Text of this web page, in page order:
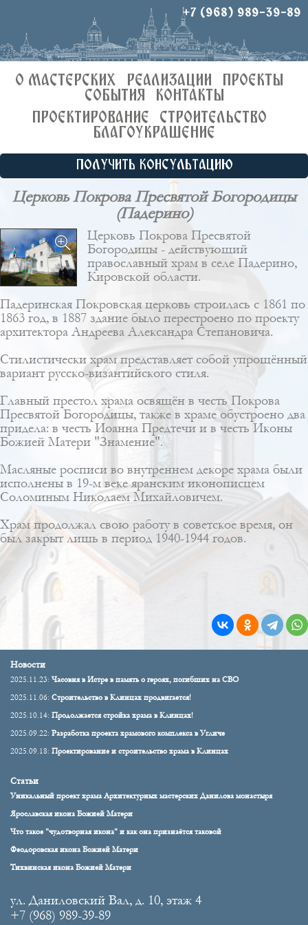
+7 (968) 989-39-89
О МАСТЕРСКИХ РЕАЛИЗАЦИИ
ПРОЕКТЫ
СОБЫТИЯ
КОНТАКТЫ
ПРОЕКТИРОВАНИЕ
СТРОИТЕЛЬСТВО
БЛАГОУКРАШЕНИЕ
ПОЛУЧИТЬ КОНСУЛЬТАЦИЮ
Церковь Покрова Пресвятой Богородицы
(Падерино)
Церковь Покрова Пресвятой
Богородицы - действующий
православный храм в селе Падерино,
Кировской области.
Падеринская Покровская церковь строилась с 1861 по
1863 год, в 1887 здание было перестроено по проекту
архитектора Андреева Александра Степановича.
Стилистически храм представляет собой упрощённый
вариант русско-византийского стиля.
Главный престол храма освящён в честь Покрова
Пресвятой Богородицы, также в храме обустроено два
придела: в честь Иоанна Предтечи и в честь Иконы
Божией Матери "Знамение".
Масляные росписи во внутреннем декоре храма были
исполнены в 19-м веке яранским иконописцем
Соломиным Николаем Михайловичем.
Храм продолжал свою работу в советское время, он
был закрыт лишь в период 1940-1944 годов.
Новости
2025.11.23: Часовня в Истре в память о героях, погибших на СВО
2025.11.06: Строительство в Клинцах продвигается!
2025.10.14: Продолжается стройка храма в Клинцах!
2025.09.22: Разработка проекта храмового комплекса в Угличе
2025.09.18: Проектирование и строительство храма в Клинцах
Статьи
Уникальный проект храма Архитектурных мастерских Данилова монастыря
Ярославская икона Божией Матери
Что такое "чудотворная икона" и как она признаётся таковой
Феодоровская икона Божией Матери
Тихвинская икона Божией Матери
ул. Даниловский Вал, д. 10, этаж 4
+7 (968) 989-39-89